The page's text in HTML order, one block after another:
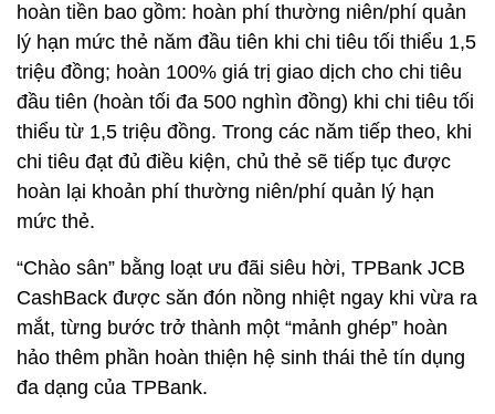
hoàn tiền bao gồm: hoàn phí thường niên/phí quản
lý hạn mức thẻ năm đầu tiên khi chi tiêu tối thiểu 1,5
triệu đồng; hoàn 100% giá trị giao dịch cho chi tiêu
đầu tiên (hoàn tối đa 500 nghìn đồng) khi chi tiêu tối
thiểu từ 1,5 triệu đồng. Trong các năm tiếp theo, khi
chi tiêu đạt đủ điều kiện, chủ thẻ sẽ tiếp tục được
hoàn lại khoản phí thường niên/phí quản lý hạn
mức thẻ.
“Chào sân” bằng loạt ưu đãi siêu hời, TPBank JCB
CashBack được săn đón nồng nhiệt ngay khi vừa ra
mắt, từng bước trở thành một “mảnh ghép” hoàn
hảo thêm phần hoàn thiện hệ sinh thái thẻ tín dụng
đa dạng của TPBank.